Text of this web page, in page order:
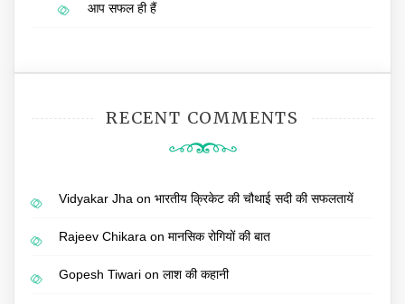
आप सफल ही हैं
RECENT COMMENTS
Vidyakar Jha on भारतीय क्रिकेट की चौथाई सदी की सफलतायें
Rajeev Chikara on मानसिक रोगियों की बात
Gopesh Tiwari on लाश की कहानी